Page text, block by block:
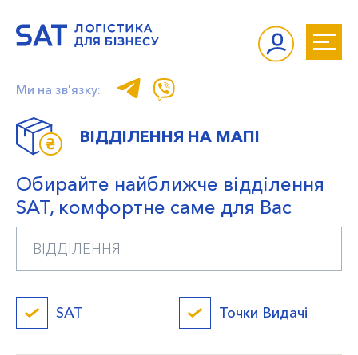
Ми на зв'язку:
ВІДДІЛЕННЯ НА МАПІ
Обирайте найближче відділення
SAT, комфортне саме для Вас
SAT Точки Видачі